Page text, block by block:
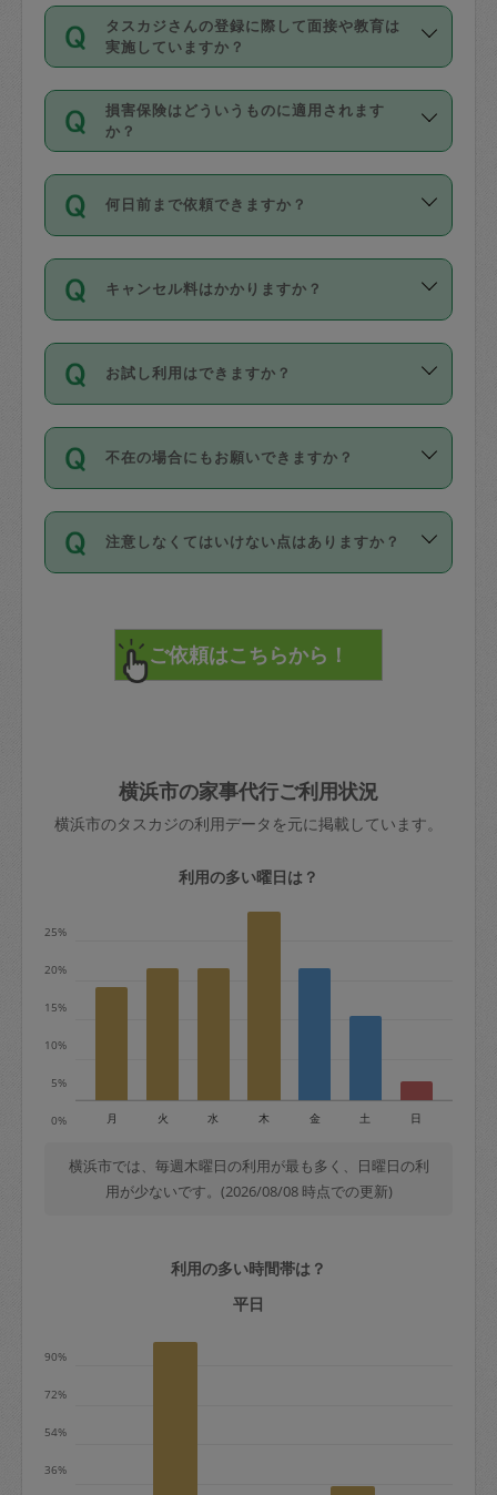
動計算で表示されます。
開始時間を２時間前後変更することが可
能です。依頼送信後、個別にタスカジさ
んにメッセージを送り調整してくださ
い。ただし、２時間を越えての調整はで
時間も被らない場合、損害保険の対象外
する前にタスカジさんのプロフィールで
確認してください。
基本的に、高所での作業や危険作業、屋
外での作業は対象外です。
主婦として長年の家事経験をお持ちの
方、栄養士・調理師といった資格者で保
育園や学校の給食やレストランで料理関
係の専門職に従事されていた方、日本で
すでにハウスキーパーや英語の先生とし
てお仕事をしているフィリピン出身の
社員など様々なバックグラウンドの方が
登録しています。
日本語も話せる方など様々です。
ールに記載していますので、各自の得意
を依頼してください。
タスカジさんの登録に際して面接や教育は
実施していますか？
応募の際に、各自事務局との面接と説明
を行っています。その後、身分証明書の
写真提出をしていただいています。外国
確認しています。タスカジさんトレーニ
ング動画を使ったセルフトレーニングの
現場トライアルを受け、合格したタスカ
ジさんが活動されています。
※テストセンターの講評は１件目のレビュ
参考
【詳細】タスカジさんの登録に際
損害保険はどういうものに適用されます
か？
依頼者とタスカジさんとの間でタスカジ
を通して成立した作業時間内での作業に
適用されます。作業範囲は、掃除、洗
です。作業中に物を壊したり、人にけが
をさせたりした場合が対象で、補償金額
す。
写真を撮り、
詳細FAQ：
損害賠償保険について教えて
何日前まで依頼できますか？
ご依頼は、現在を起点に3日後（72時間
以降）の日時から受付可能となっていま
す。
タスカジさんへ「募集」をかけることが
可能です。
キャンセル料はかかりますか？
キャンセル料には、以下の2種類がありま
す。
1. 直前キャンセル（定期、スポット契約
共通）
72時間を超える※と、以下のキャンセル
料が発生します。
直前キャンセル料：
72時間前〜24時間前＝依頼料金の50%
依頼者不在による当日キャンセル＝依頼
金額の100%＋交通費全額
※例：依頼日時／土曜日午前9時開始の場
50%
金曜日9時～土曜日8時まで＝依頼金額の
＋交通費全額
依頼者不在による当日キャンセル＝依頼
金額の100%＋交通費全額
定期契約をキャンセルする場合、毎週定
期は月2回まで隔週定期は月1回までキャ
お試し利用はできますか？
「お試し利用」というメニューはありま
せんが、「一回のみ」依頼を活用するこ
とによって、気に入ったタスカジさんを
まず、条件の合う気になるタスカジさ
みてください。
その後、一番気に入ったタスカジさんに
不在の場合にもお願いできますか？
不在の場合の作業はタスカジさんの同意
が必要です。数回の依頼ののち、タスカ
ジさんと依頼者の間で十分な信頼関係が
てください。
不在時に部屋に入るためにタスカジさん
きた場合は損害保険の対象外となるので
ご注意ください。
注意しなくてはいけない点はありますか？
で、必ず鍵のかかるロッカーや金庫に入
れて依頼者の責任の元管理するよう心掛
けてください。
玉、など
あわせてこちらも参照ください：初めて
はありますか？
横浜市の家事代行ご利用状況
横浜市のタスカジの利用データを元に掲載しています。
利用の多い曜日は？
0%
5%
10%
15%
20%
25%
月 火 水 木 金 土 日
横浜市では、毎週木曜日の利用が最も多く、日曜日の利
用が少ないです。(2026/08/08 時点での更新)
利用の多い時間帯は？
平日
36%
54%
72%
90%